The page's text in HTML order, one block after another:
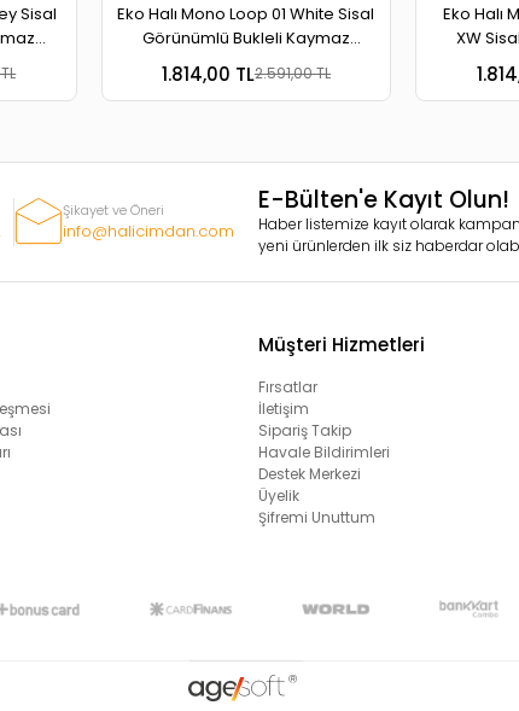
Sisal
Eko Halı Mono Loop 01 White Sisal
Görünümlü Bukleli Kaymaz
Tabanlı Yıkanabilir Halı
1.814,00 TL2.591,00 TL
Eko Halı
XW
Kaymaz
Şikayet ve Öneri
info@halicimdan.com
E-Bülten'e Kayıt Olun!
Haber listemize kayıt olarak
yeni ürünlerden ilk siz haberdar
Müşteri Hizmetleri
Fırsatlar
İletişim
Sipariş Takip
Havale Bildirimleri
Destek Merkezi
Üyelik
Şifremi Unuttum